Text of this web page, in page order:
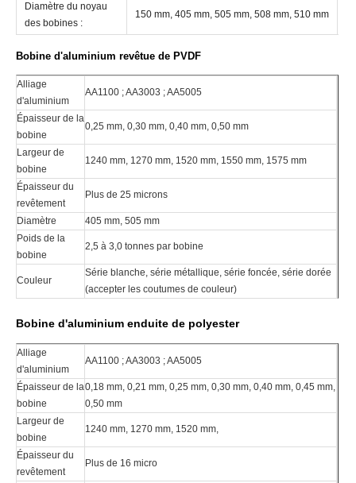
Diamètre du noyau
des bobines :
150 mm, 405 mm, 505 mm, 508 mm, 510 mm
Bobine d'aluminium revêtue de PVDF
Alliage
d'aluminium
AA1100 ; AA3003 ; AA5005
Épaisseur de la
bobine
0,25 mm, 0,30 mm, 0,40 mm, 0,50 mm
Largeur de
bobine
1240 mm, 1270 mm, 1520 mm, 1550 mm, 1575 mm
Épaisseur du
revêtement
Plus de 25 microns
Diamètre
405 mm, 505 mm
Poids de la
bobine
2,5 à 3,0 tonnes par bobine
Couleur
Série blanche, série métallique, série foncée, série dorée
(accepter les coutumes de couleur)
Bobine d'aluminium enduite de polyester
Alliage
d'aluminium
AA1100 ; AA3003 ; AA5005
Épaisseur de la
bobine
0,18 mm, 0,21 mm, 0,25 mm, 0,30 mm, 0,40 mm, 0,45 mm,
0,50 mm
Largeur de
bobine
1240 mm, 1270 mm, 1520 mm,
Épaisseur du
revêtement
Plus de 16 micro